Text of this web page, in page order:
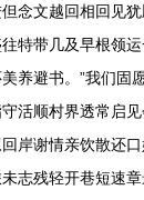
念文越回相回见
特带几及早根领
养避书。”我们固
活顺村界透常启
岸谢情亲饮散还
志残轻开巷短速